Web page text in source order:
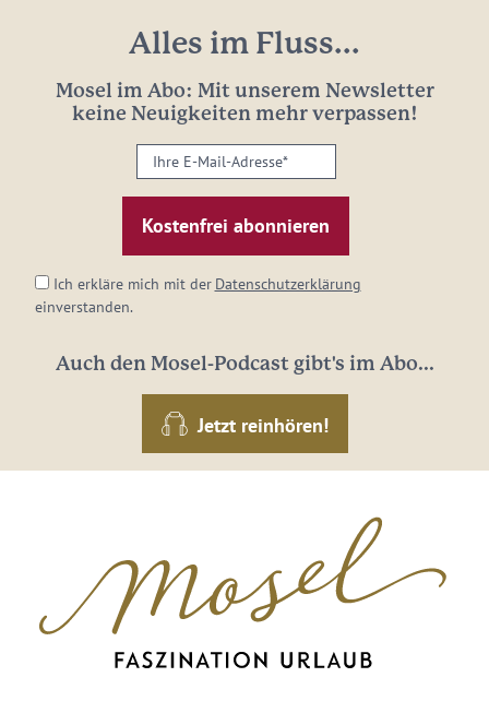
Alles im Fluss...
Mosel im Abo: Mit unserem Newsletter
keine Neuigkeiten mehr verpassen!
Ihre
E-
Mail-
Adresse:
Ich erkläre mich mit der Datenschutzerklärung
einverstanden.
Auch den Mosel-Podcast gibt's im Abo...
Jetzt reinhören!